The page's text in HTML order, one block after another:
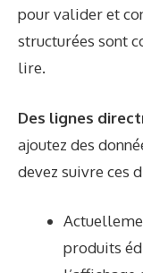
pour valider et
structurées sont
lire.
Des lignes
ajoutez des
devez suivre ces
produits